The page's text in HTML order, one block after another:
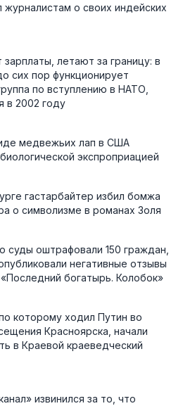
журналистам о своих индейских
летают за границу: в
сих пор функционирует
по вступлению в НАТО,
в 2002 году
медвежьих лап в США
экспроприацией
гастарбайтер избил бомжа
о символизме в романах Золя
суды оштрафовали 150 граждан,
негативные отзывы
богатырь. Колобок»
которому ходил Путин во
Красноярска, начали
в Краевой краеведческий
извинился за то, что